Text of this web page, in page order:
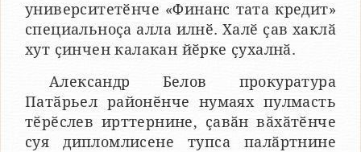
университетӗнче «Финанс тата кредит»
специальноҫа алла илнӗ. Халӗ ҫав хаклӑ
хут ҫинчен калакан йӗрке ҫухалнӑ.
Александр Белов прокуратура
Патӑрьел районӗнче нумаях пулмасть
тӗрӗслев ирттернине, ҫавӑн вӑхӑтӗнче
суя дипломлисене тупса палӑртнине